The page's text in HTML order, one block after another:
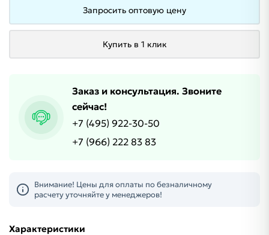
Запросить оптовую цену
Купить в 1 клик
Заказ и консультация. Звоните
сейчас!
+7 (495) 922-30-50
+7 (966) 222 83 83
Внимание! Цены для оплаты по безналичному
расчету уточняйте у менеджеров!
Характеристики